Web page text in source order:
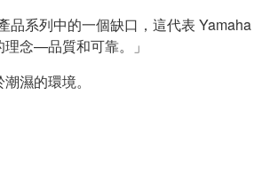
品系列中的一個缺口，這代表
念—品質和可靠。」
濕的環境。